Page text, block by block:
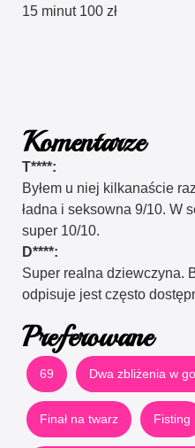
15 minut 100 zł
Komentarze
T****:
Byłem u niej kilkanaście
ładna i seksowna 9/10. W
super 10/10.
D****:
Super realna dziewczyna.
odpisuje jest często
Preferowane
69 Dwa zbliżenia w
Finał na twarz Fisting